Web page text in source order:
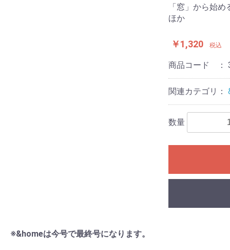
「窓」から始
ほか
￥1,320 税込
商品コード ：
関連カテゴリ：
数量
※&homeは今号で最終号になります。